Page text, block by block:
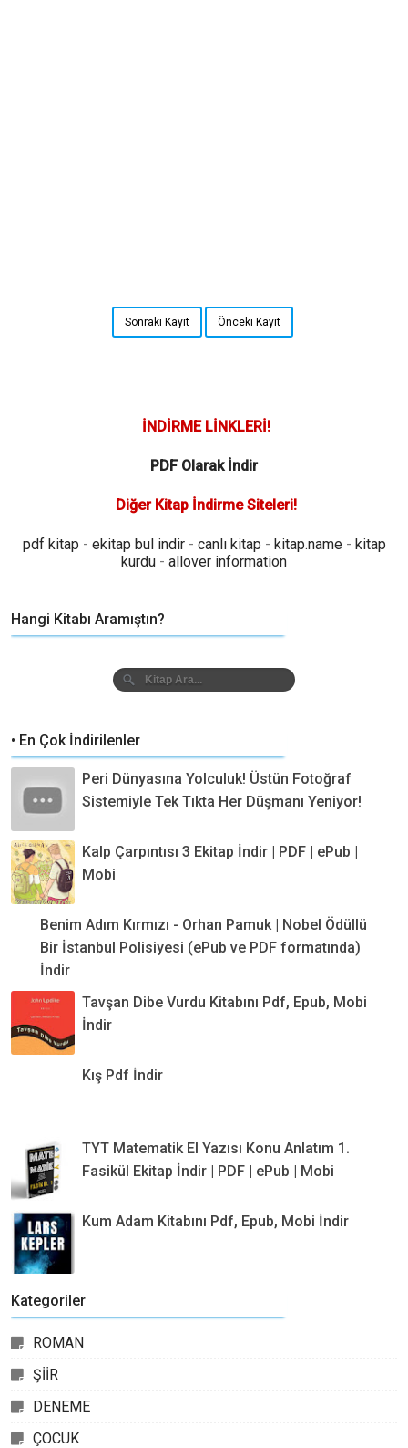
Sonraki Kayıt Önceki Kayıt
İNDİRME LİNKLERİ!
PDF Olarak İndir
Diğer Kitap İndirme Siteleri!
pdf kitap - ekitap bul indir- canlı kitap - kitap.name- kitap
kurdu - allover information
Hangi Kitabı Aramıştın?
• En Çok İndirilenler
Peri Dünyasına Yolculuk! Üstün Fotoğraf
Sistemiyle Tek Tıkta Her Düşmanı Yeniyor!
Kalp Çarpıntısı 3 Ekitap İndir | PDF | ePub |
Mobi
Benim Adım Kırmızı - Orhan Pamuk | Nobel Ödüllü
Bir İstanbul Polisiyesi (ePub ve PDF formatında)
İndir
Tavşan Dibe Vurdu Kitabını Pdf, Epub, Mobi
İndir
Kış Pdf İndir
TYT Matematik El Yazısı Konu Anlatım 1.
Fasikül Ekitap İndir | PDF | ePub | Mobi
Kum Adam Kitabını Pdf, Epub, Mobi İndir
Kategoriler
ROMAN
ŞİİR
DENEME
ÇOCUK